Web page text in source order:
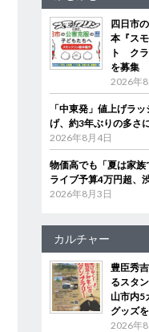
四日市
本『ス
ト クラ
を募集
2026年
「中東発」値上げラ
げ、約3年ぶりの多さ
2026年8月4日
物価高でも「夏は家
ライブ予算4万円超、
2026年8月3日
カルチャー
豊臣秀
るスタ
山市内5
グッズ
2026年